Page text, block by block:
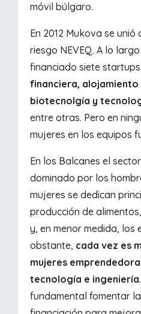
móvil búlgaro.
En 2012 Mukova se
riesgo NEVEQ. A lo
financiado siete
financiera, alojamiento
biotecnolgía y
entre otras. Pero en
mujeres en los equipos
En los Balcanes el
dominado por los
mujeres se dedican
producción de
y, en menor medida, los
obstante, cada vez es
mujeres
tecnología e ingeniería
fundamental fomentar